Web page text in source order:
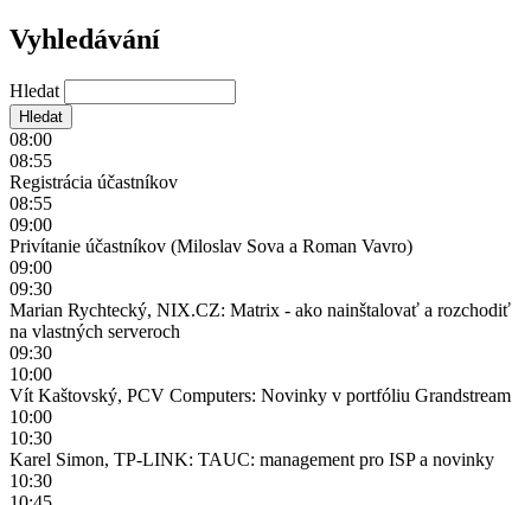
Vyhledávání
Hledat
08:00
08:55
Registrácia účastníkov
08:55
09:00
Privítanie účastníkov (Miloslav Sova a Roman Vavro)
09:00
09:30
Marian Rychtecký, NIX.CZ: Matrix - ako nainštalovať a rozchodiť
na vlastných serveroch
09:30
10:00
Vít Kaštovský, PCV Computers: Novinky v portfóliu Grandstream
10:00
10:30
Karel Simon, TP-LINK: TAUC: management pro ISP a novinky
10:30